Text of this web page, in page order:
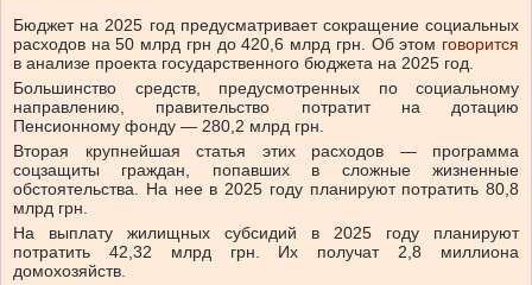
Бюджет на 2025 год предусматривает сокращение социальных
расходов на 50 млрд грн до 420,6 млрд грн. Об этом говорится
в анализе проекта государственного бюджета на 2025 год.
Большинство средств, предусмотренных по социальному
направлению, правительство потратит на дотацию
Пенсионному фонду — 280,2 млрд грн.
Вторая крупнейшая статья этих расходов — программа
соцзащиты граждан, попавших в сложные жизненные
обстоятельства. На нее в 2025 году планируют потратить 80,8
млрд грн.
На выплату жилищных субсидий в 2025 году планируют
потратить 42,32 млрд грн. Их получат 2,8 миллиона
домохозяйств.